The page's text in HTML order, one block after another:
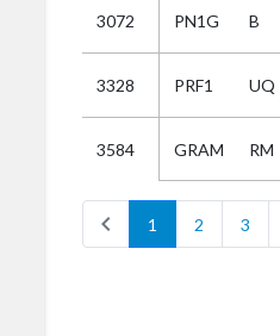
3072 PN1G B
3328 PRF1 UQ
3584 GRAM RM
chevron_left 1 2 3